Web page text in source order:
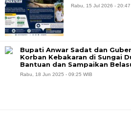
Rabu, 15 Jul 2026 - 20:47
Bupati Anwar Sadat dan
Korban Kebakaran di Sungai
Bantuan dan Sampaikan
Rabu, 18 Jun 2025 - 09:25 WIB